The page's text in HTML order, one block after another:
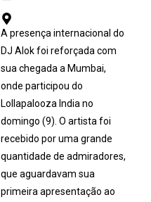
A presença internacional do
DJ Alok foi reforçada com
sua chegada a Mumbai,
onde participou do
Lollapalooza India no
domingo (9). O artista foi
recebido por uma grande
quantidade de admiradores,
que aguardavam sua
primeira apresentação ao